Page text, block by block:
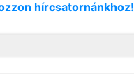
hírcsatornánkhoz!